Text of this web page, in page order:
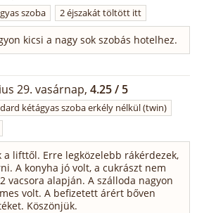
szoba 2 éjszakát töltött itt
kicsi a nagy sok szobás hotelhez.
29. vasárnap, 4.25 / 5
kétágyas szoba erkély nélkül (twin)
a lifttől. Erre legközelebb rákérdezek,
A konyha jó volt, a cukrászt nem
vacsora alapján. A szálloda nagyon
volt. A befizetett árért bőven
Köszönjük.